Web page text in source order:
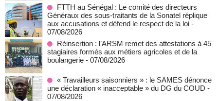
FTTH au Sénégal : Le comité des directeurs
Généraux des sous-traitants de la Sonatel réplique
aux accusations et défend le respect de la loi -
07/08/2026
Réinsertion : l’ARSM remet des attestations à 45
stagiaires formés aux métiers agricoles et de la
boulangerie - 07/08/2026
« Travailleurs saisonniers » : le SAMES dénonce
une déclaration « inacceptable » du DG du COUD -
07/08/2026